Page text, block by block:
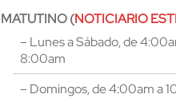
MATUTINO (NOTICIARIO
– Lunes a Sábado, de
8:00am
– Domingos, de 4:00am a